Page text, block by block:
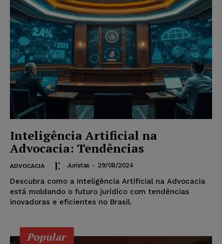
Inteligência Artificial na
Advocacia: Tendências
ADVOCACIA Juristas - 29/08/2024
Descubra como a Inteligência Artificial na Advocacia
está moldando o futuro jurídico com tendências
inovadoras e eficientes no Brasil.
Popular